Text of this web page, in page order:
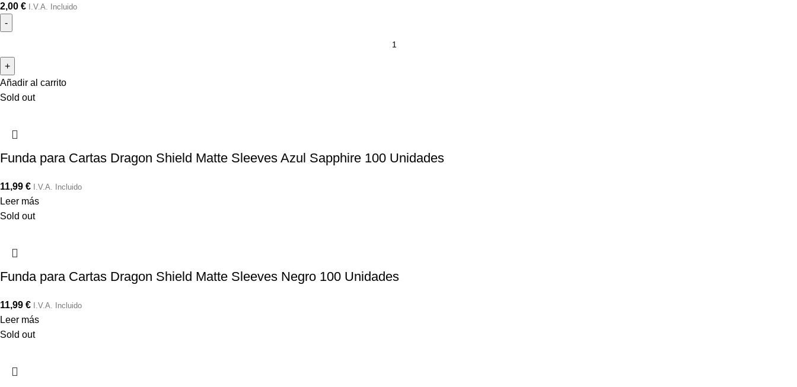
2,00 € I.V.A. Incluido
Añadir al carrito
Sold out
Funda para Cartas Dragon Shield Matte Sleeves Azul Sapphire 100 Unidades
11,99 € I.V.A. Incluido
Leer más
Sold out
Funda para Cartas Dragon Shield Matte Sleeves Negro 100 Unidades
11,99 € I.V.A. Incluido
Leer más
Sold out